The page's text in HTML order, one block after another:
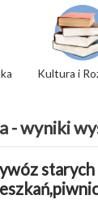
Kultura i
- wyniki
starych